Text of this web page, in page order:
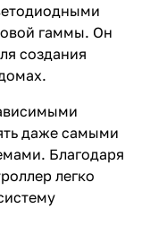
гаммы. Он
создания
даже самыми
Благодаря
легко